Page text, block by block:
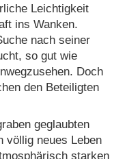
Leichtigkeit
ins Wanken.
nach seiner
so gut wie
Doch
den Beteiligten
geglaubten
völlig neues Leben
starken